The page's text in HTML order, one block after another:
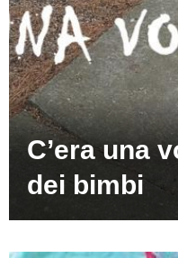
C’era una
dei bimbi